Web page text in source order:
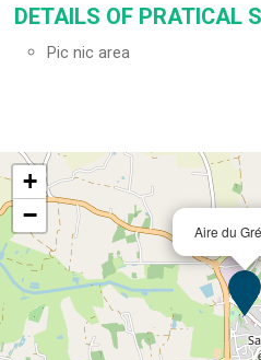
DETAILS OF PRATICAL
Pic nic area
Aire du
+
−